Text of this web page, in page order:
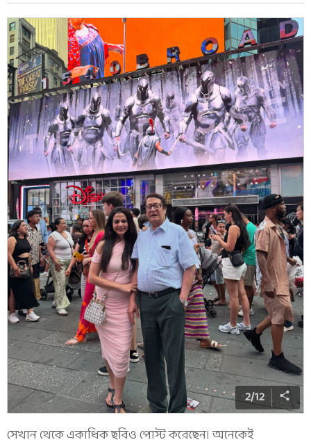
2/12
সেখান থেকে একাধিক ছবিও পোস্ট করেছেন। অনেকেই